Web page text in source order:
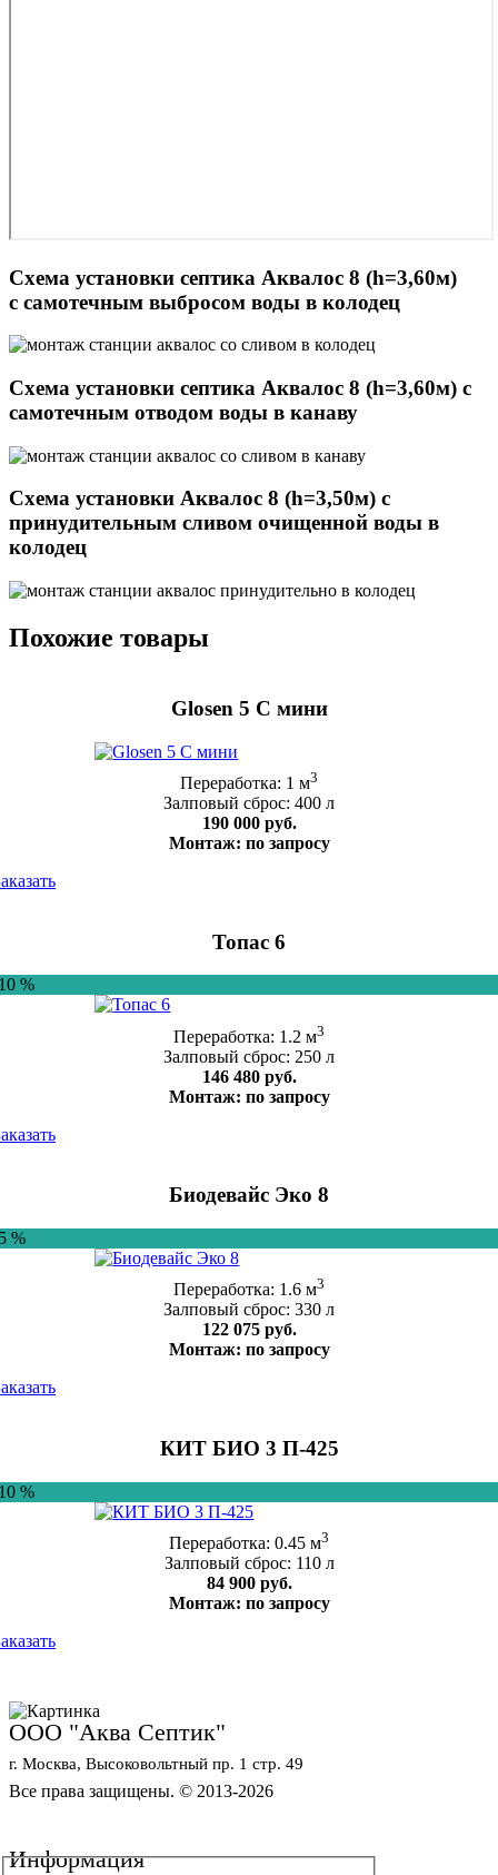
Схема установки септика Аквалос 8 (h=3,60м)
с самотечным выбросом воды в колодец
Схема установки септика Аквалос 8 (h=3,60м) с
самотечным отводом воды в канаву
Схема установки Аквалос 8 (h=3,50м) с
принудительным сливом очищенной воды в
колодец
Похожие товары
Glosen 5 С мини
Переработка: 1 м3
Залповый сброс: 400 л
190 000 руб.
Монтаж: по запросу
Топас 6
%
Переработка: 1.2 м3
Залповый сброс: 250 л
146 480 руб.
Монтаж: по запросу
Биодевайс Эко 8
%
Переработка: 1.6 м3
Залповый сброс: 330 л
122 075 руб.
Монтаж: по запросу
КИТ БИО 3 П-425
%
Переработка: 0.45 м3
Залповый сброс: 110 л
84 900 руб.
Монтаж: по запросу
ООО "Аква Септик"
г. Москва, Высоковольтный пр. 1 стр. 49
Все права защищены. © 2013-2026
Информация